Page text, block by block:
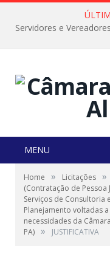
MENU
Home » Licitações »
(Contratação de Pessoa
Serviços de Consultoria
Planejamento voltadas
necessidades da
PA) » JUSTIFICATIVA